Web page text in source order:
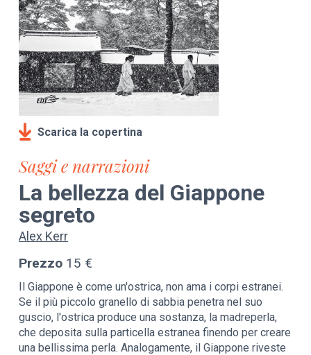
Scarica la copertina
Saggi e narrazioni
La bellezza del Giappone
segreto
Alex Kerr
Prezzo 15 €
Il Giappone è come un'ostrica, non ama i corpi estranei.
Se il più piccolo granello di sabbia penetra nel suo
guscio, l'ostrica produce una sostanza, la madreperla,
che deposita sulla particella estranea finendo per creare
una bellissima perla. Analogamente, il Giappone riveste